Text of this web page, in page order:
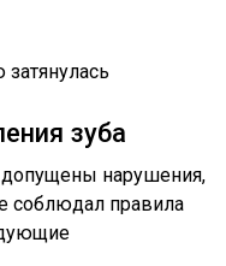
зуба
нарушения,
соблюдал правила